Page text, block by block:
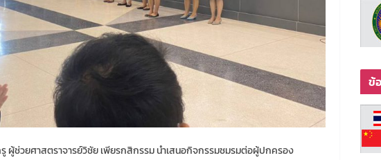
ผู้ช่วยศาสตราจารย์วิชัย เพียรกสิกรรม นำเสนอกิจกรรมชมรมต่อผู้ปกครอง
ข้